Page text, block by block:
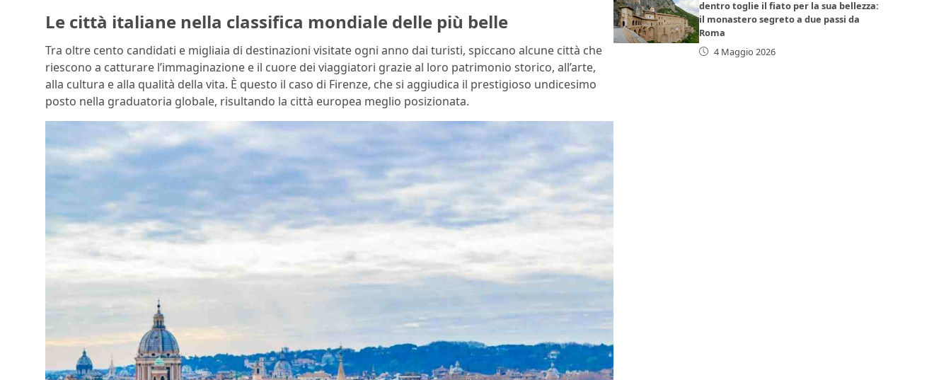
Le città italiane nella classifica mondiale delle più belle
Tra oltre cento candidati e migliaia di destinazioni visitate ogni anno dai turisti, spiccano alcune città che
riescono a catturare l’immaginazione e il cuore dei viaggiatori grazie al loro patrimonio storico, all’arte,
alla cultura e alla qualità della vita. È questo il caso di Firenze, che si aggiudica il prestigioso undicesimo
posto nella graduatoria globale, risultando la città europea meglio posizionata.
dentro toglie il fiato per la sua bellezza:
il monastero segreto a due passi da
Roma
4 Maggio 2026